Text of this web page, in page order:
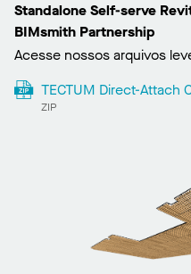
Standalone Self-serve
BIMsmith Partnership
Acesse nossos arquivos
TECTUM Direct-Attach
ZIP